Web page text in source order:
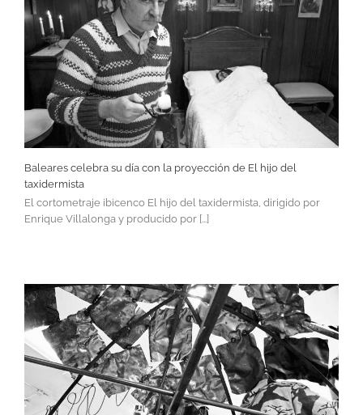
Baleares celebra su día con la proyección de El hijo del
taxidermista
El cortometraje ibicenco El hijo del taxidermista, dirigido por
Enrique Villalonga y producido por [...]